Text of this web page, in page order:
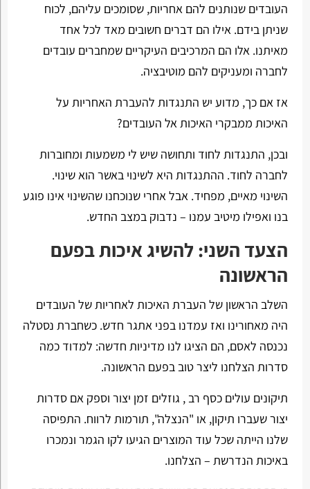
העובדים שנותנים להם אחריות, שסומכים עליהם, לכוח
שניתן בידם. אילו הם דברים חשובים מאד לכל אחד
מאיתנו. אלו הם המרכיבים העיקריים שמחברים עובדים
לחברה ומעניקים להם מוטיבציה.
אז אם כך, מדוע יש התנגדות להעברת האחריות על
האיכות ממבקרי האיכות אל העובדים?
ובכן, התנגדות לחוד ותחושה שיש לי משמעות ומחוברות
לחברה לחוד. ההתנגדות היא לשינוי באשר הוא שינוי.
השינוי מאיים, מפחיד. אבל אחרי שנוכחנו שהשינוי אינו פוגע
בנו ואפילו מיטיב עמנו – נדבוק במצב החדש.
הצעד השני: להשיג איכות בפעם
הראשונה
השלב הראשון של העברת האיכות לאחריות של העובדים
היה מאחורינו ואז עמדנו בפני אתגר חדש. כשחברת נסטלה
נכנסה לאסם, הם הציגו לנו מדיניות חדשה: למדוד כמה
סדרות הצלחנו ליצר טוב בפעם הראשונה.
תיקונים עולים כסף רב , גוזלים זמן יצור וספק אם סדרות
יצור שעברו תיקון, או "הנצלה", תורמות לרווח. התפיסה
שלנו הייתה שכל עוד המוצרים הגיעו לקו הגמר ונמכרו
באיכות הנדרשת – הצלחנו.